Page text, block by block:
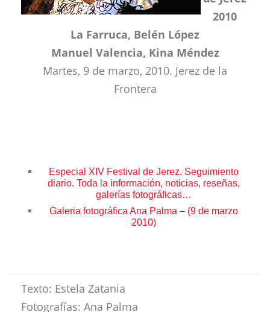
2010
La Farruca, Belén López
Manuel Valencia, Kina Méndez
Martes, 9 de marzo, 2010. Jerez de la
Frontera
Especial XIV Festival de Jerez. Seguimiento
diario. Toda la información, noticias, reseñas,
galerías fotográficas…
Galeria fotográfica Ana Palma – (9 de marzo
2010)
Texto: Estela Zatania
Fotografías: Ana Palma